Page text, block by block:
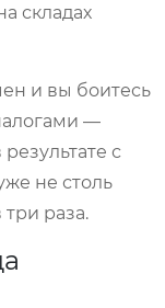
складах
и вы боитесь
—
с
не столь
раза.